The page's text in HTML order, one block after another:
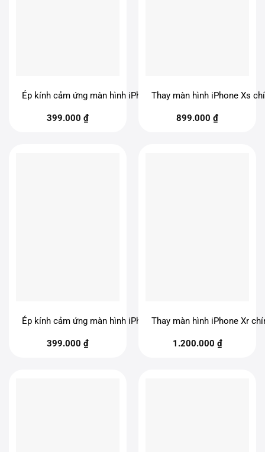
Ép kính cảm ứng màn hình iPhone Xs
399.000 ₫
Thay màn hình iPhone Xs
899.000 ₫
Ép kính cảm ứng màn hình iPhone Xr
399.000 ₫
Thay màn hình iPhone Xr
1.200.000 ₫